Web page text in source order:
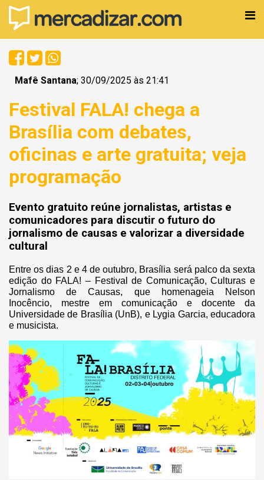
Mafê Santana; 30/09/2025 às 21:41
Festival FALA! chega a
Brasília com debates,
oficinas e arte gratuita; veja
programação
Evento gratuito reúne jornalistas, artistas e
comunicadores para discutir o futuro do
jornalismo de causas e valorizar a diversidade
cultural
Entre os dias 2 e 4 de outubro, Brasília será palco da sexta
edição do FALA! – Festival de Comunicação, Culturas e
Jornalismo de Causas, que homenageia Nelson
Inocêncio, mestre em comunicação e docente da
Universidade de Brasília (UnB), e Lygia Garcia, educadora
e musicista.